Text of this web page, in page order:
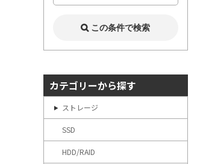
カテゴリーから探す
ストレージ
SSD
HDD/RAID